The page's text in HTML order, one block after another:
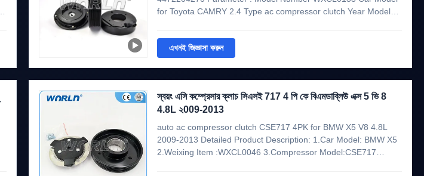
for Toyota CAMRY 2.4 Type ac compressor clutch Year Model
assistance to make sure that this part will fit your vehicle.Please
send us the ...
এখনই জিজ্ঞাসা করুন
স্বয়ং এসি কম্প্রেসার ক্লাচ সিএসই 717 4 পি কে বিএমডাব্লিউ এক্স 5 ভি 8
4.8L ২009-2013
auto ac compressor clutch CSE717 4PK for BMW X5 V8 4.8L
2009-2013 Detailed Product Description: 1.Car Model: BMW X5
2.Weixing Item :WXCL0046 3.Compressor Model:CSE717